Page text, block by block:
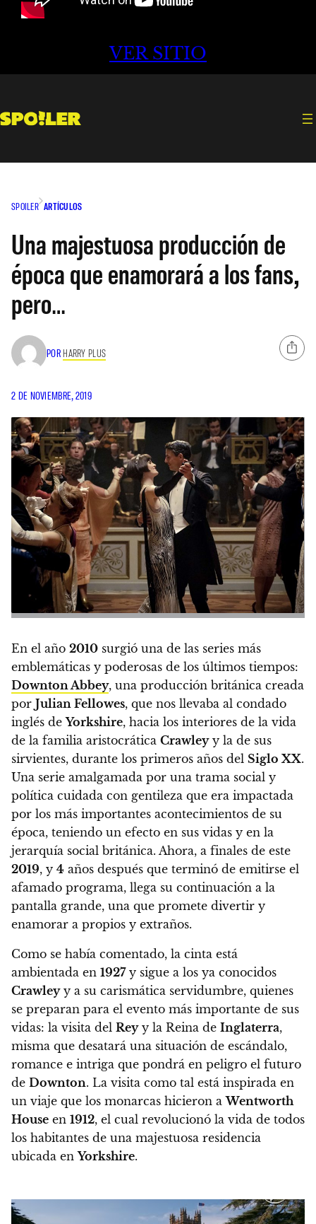
VER SITIO
SPOILER ARTÍCULOS
Una majestuosa producción de
época que enamorará a los fans,
pero…
POR HARRY PLUS
2 DE NOVIEMBRE, 2019
En el año 2010 surgió una de las series más
emblemáticas y poderosas de los últimos tiempos:
Downton Abbey, una producción británica creada
por Julian Fellowes, que nos llevaba al condado
inglés deYorkshire, hacia los interiores de la vida
de la familia aristocrática Crawleyy la de sus
sirvientes, durante los primeros años del Siglo XX.
Una serie amalgamada por una trama social y
política cuidada con gentileza que era impactada
por los más importantes acontecimientos de su
época, teniendo un efecto en sus vidas y en la
jerarquía social británica. Ahora, a finales de este
2019, y 4 años después que terminó de emitirse el
afamado programa, llega su continuación a la
pantalla grande, una que promete divertir y
enamorar a propios y extraños.
Como se había comentado, la cinta está
ambientada en 1927y sigue a los ya conocidos
Crawleyy a su carismática servidumbre, quienes
se preparan para el evento más importante de sus
vidas: la visita del Reyy la Reina de Inglaterra,
misma que desatará una situación de escándalo,
romance e intriga que pondrá en peligro el futuro
de Downton. La visita como tal está inspirada en
un viaje que los monarcas hicieron aWentworth
House en 1912, el cual revolucionó la vida de todos
los habitantes de una majestuosa residencia
ubicada enYorkshire.